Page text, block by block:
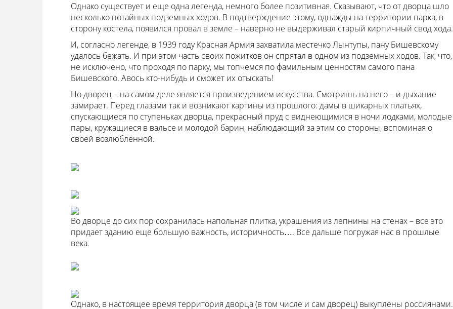
Однако существует и еще одна легенда, немного более позитивная. Сказывают, что от дворца шло
несколько потайных подземных ходов. В подтверждение этому, однажды на территории парка, в
сторону костела, появился провал в земле – наверно не выдерживал старый кирпичный свод хода.
И, согласно легенде, в 1939 году Красная Армия захватила местечко Лынтупы, пану Бишевскому
удалось бежать. И при этом часть своих пожитков он спрятал в одном из подземных ходов. Так, что,
не исключено, что проходя по парку, мы топчемся по фамильным ценностям самого пана
Бишевского. Авось кто-нибудь и сможет их отыскать!
Но дворец – на самом деле является произведением искусства. Смотришь на него – и дыхание
замирает. Перед глазами так и возникают картины из прошлого: дамы в шикарных платьях,
спускающиеся по ступеньках дворца, прекрасный пруд с виднеющимися в ночи лодками, молодые
пары, кружащиеся в вальсе и молодой барин, наблюдающий за этим со стороны, вспоминая о
своей возлюбленной.
Во дворце до сих пор сохранилась напольная плитка, украшения из лепнины на стенах – все это
придает зданию еще большую важность, историчность…. Все дальше погружая нас в прошлые
века.
Однако, в настоящее время территория дворца (в том числе и сам дворец) выкуплены россиянами.